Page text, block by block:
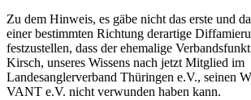
Zu dem Hinweis, es gäbe nicht das erste und
einer bestimmten Richtung derartige
festzustellen, dass der ehemalige
Kirsch, unseres Wissens nach jetzt Mitglied im
Landesanglerverband Thüringen e.V., seinen
VANT e.V. nicht verwunden haben kann.